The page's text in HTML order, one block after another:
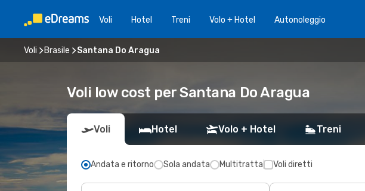
Voli Hotel Treni Volo + Hotel Autonoleggio
Voli Brasile Santana Do Aragua
Voli low cost per Santana Do Aragua
Voli Hotel Volo + Hotel Treni
Andata e ritorno Sola andata Multitratta Voli diretti